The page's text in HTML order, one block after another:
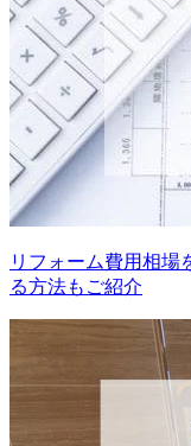
リフォーム費用相場
る方法もご紹介